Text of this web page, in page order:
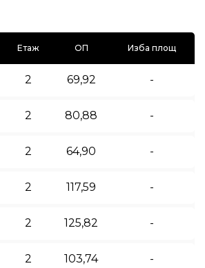
Етаж ОП Изба площ
2 69,92 -
2 80,88 -
2 64,90 -
2 117,59 -
2 125,82 -
2 103,74 -